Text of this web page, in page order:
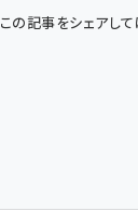
この記事をシェアして